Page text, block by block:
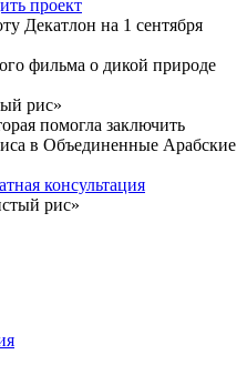
проект
фильма о дикой природе
рис»
помогла заключить
в Объединенные Арабские
консультация